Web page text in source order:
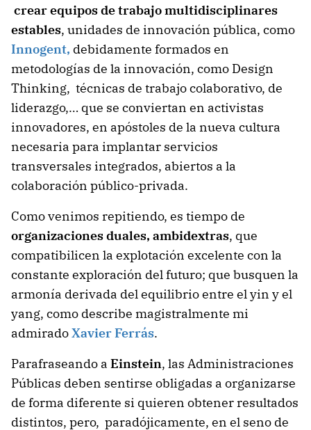
crear equipos de trabajo multidisciplinares
estables, unidades de innovación pública, como
Innogent, debidamente formados en
metodologías de la innovación, como Design
Thinking, técnicas de trabajo colaborativo, de
liderazgo,… que se conviertan en activistas
innovadores, en apóstoles de la nueva cultura
necesaria para implantar servicios
transversales integrados, abiertos a la
colaboración público-privada.
Como venimos repitiendo, es tiempo de
organizaciones duales, ambidextras, que
compatibilicen la explotación excelente con la
constante exploración del futuro; que busquen la
armonía derivada del equilibrio entre el yin y el
yang, como describe magistralmente mi
admiradoXavier Ferrás.
Parafraseando a Einstein, las Administraciones
Públicas deben sentirse obligadas a organizarse
de forma diferente si quieren obtener resultados
distintos, pero, paradójicamente, en el seno de